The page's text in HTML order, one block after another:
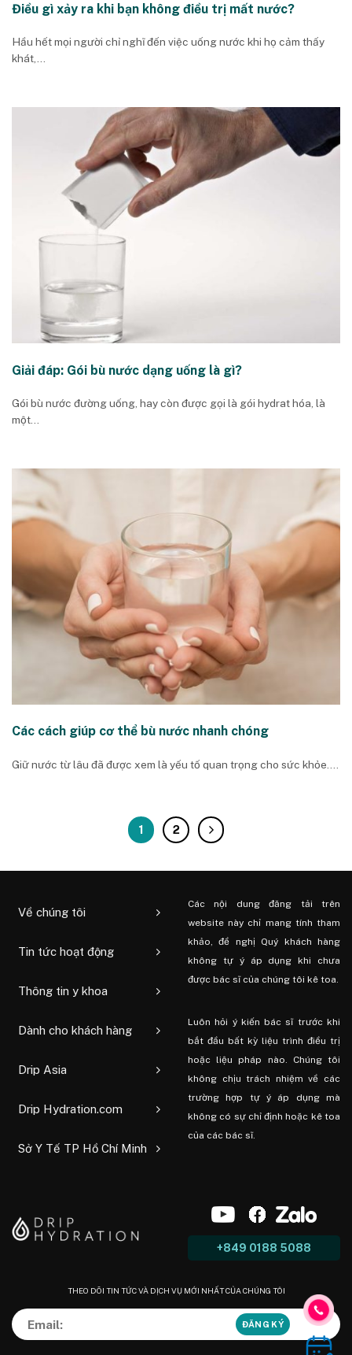
Điều gì xảy ra khi bạn không điều trị mất nước?
Hầu hết mọi người chỉ nghĩ đến việc uống nước khi họ cảm thấy
khát,...
Giải đáp: Gói bù nước dạng uống là gì?
Gói bù nước đường uống, hay còn được gọi là gói hydrat hóa, là
một...
Các cách giúp cơ thể bù nước nhanh chóng
Giữ nước từ lâu đã được xem là yếu tố quan trọng cho sức khỏe....
1 2
Về chúng tôi
Tin tức hoạt động
Thông tin y khoa
Dành cho khách hàng
Drip Asia
Drip Hydration.com
Sở Y Tế TP Hồ Chí Minh
Các nội dung đăng tải trên
website này chỉ mang tính tham
khảo, đề nghị Quý khách hàng
không tự ý áp dụng khi chưa
được bác sĩ của chúng tôi kê toa.
Luôn hỏi ý kiến ​​bác sĩ trước khi
bắt đầu bất kỳ liệu trình điều trị
hoặc liệu pháp nào. Chúng tôi
không chịu trách nhiệm về các
trường hợp tự ý áp dụng mà
không có sự chỉ định hoặc kê toa
của các bác sĩ.
+849 0188 5088
THEO DÕI TIN TỨC VÀ DỊCH VỤ MỚI NHẤT CỦA CHÚNG TÔI